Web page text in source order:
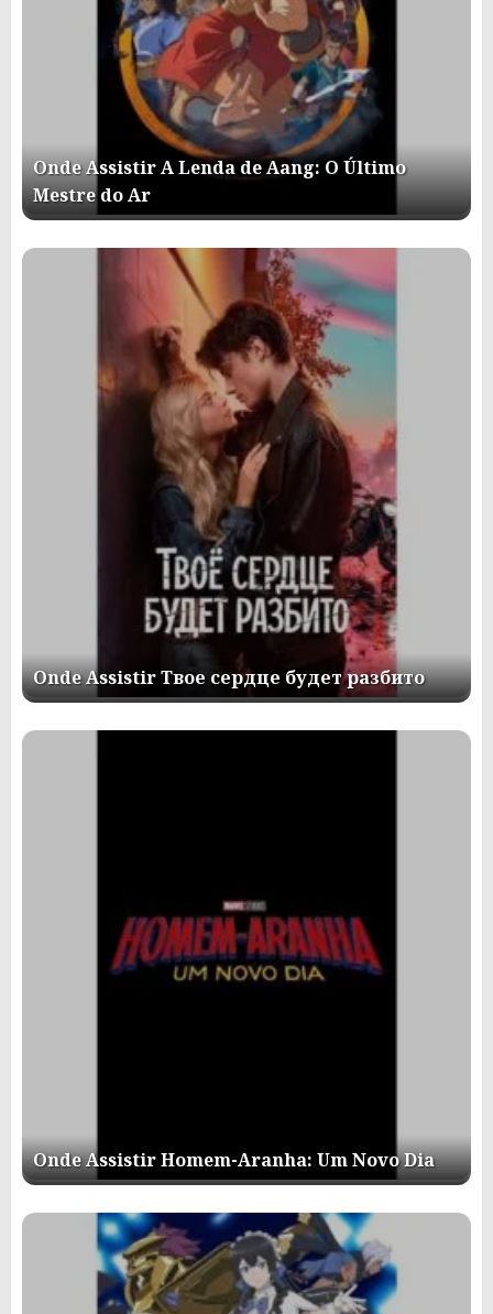
Onde Assistir A Lenda de Aang: O Último
Mestre do Ar
Onde Assistir Твое сердце будет разбито
Onde Assistir Homem-Aranha: Um Novo Dia